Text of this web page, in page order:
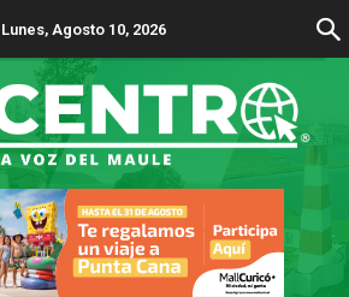
Lunes, Agosto 10, 2026